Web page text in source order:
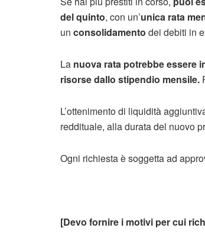
del quinto, con un’unica rata
un consolidamento dei debiti in
La nuova rata potrebbe essere
risorse dallo stipendio mensile.
L’ottenimento di liquidità
reddituale, alla durata del nuovo
Ogni richiesta è soggetta ad
[Devo fornire i motivi per cui